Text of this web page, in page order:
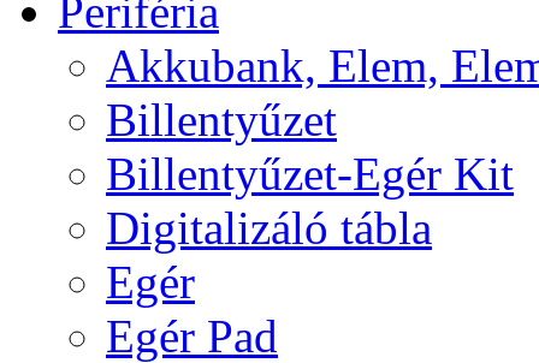
Periféria
Akkubank, Elem,
Billentyűzet
Billentyűzet-Egér Kit
Digitalizáló tábla
Egér
Egér Pad